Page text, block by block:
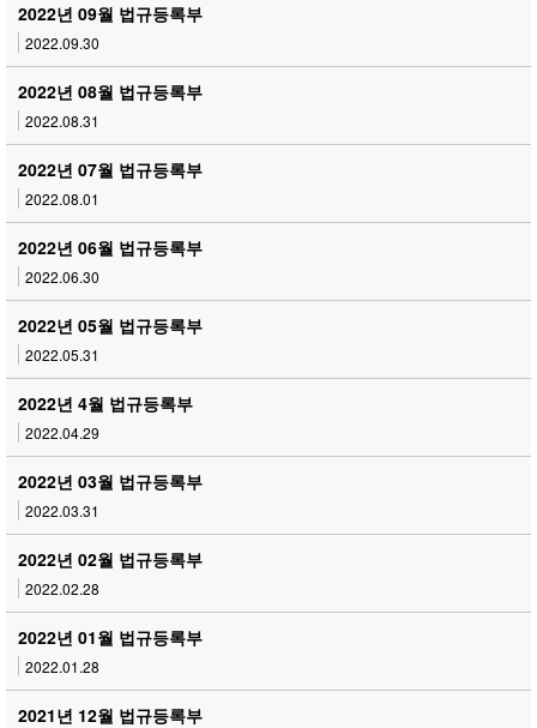
2022년 09월 법규등록부
2022.09.30
2022년 08월 법규등록부
2022.08.31
2022년 07월 법규등록부
2022.08.01
2022년 06월 법규등록부
2022.06.30
2022년 05월 법규등록부
2022.05.31
2022년 4월 법규등록부
2022.04.29
2022년 03월 법규등록부
2022.03.31
2022년 02월 법규등록부
2022.02.28
2022년 01월 법규등록부
2022.01.28
2021년 12월 법규등록부